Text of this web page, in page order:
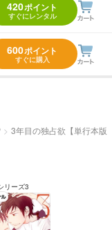
420ポイント
すぐにレンタル
600ポイント
すぐに購入
3年目の独占欲【単行本版
リーズ3